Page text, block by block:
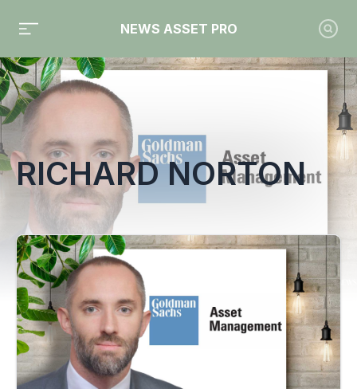
NEWS ASSET PRO
Toute l'actualité sur le tag "Richard Norton"
RICHARD NORTON